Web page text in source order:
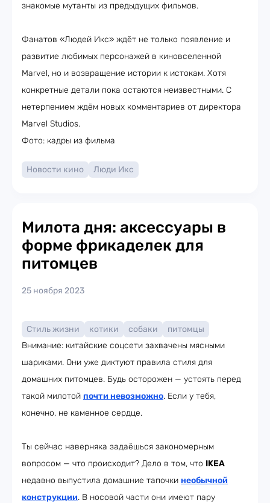
знакомые мутанты из предыдущих фильмов.
Фанатов «Людей Икс» ждёт не только появление и
развитие любимых персонажей в киновселенной
Marvel, но и возвращение истории к истокам. Хотя
конкретные детали пока остаются неизвестными. С
нетерпением ждём новых комментариев от директора
Marvel Studios.
Фото: кадры из фильма
Новости кино Люди Икс
Милота дня: аксессуары в
форме фрикаделек для
питомцев
25 ноября 2023
Стиль жизни котики собаки
питомцы
Внимание: китайские соцсети захвачены мясными
шариками. Они уже диктуют правила стиля для
домашних питомцев. Будь осторожен — устоять перед
такой милотой почти невозможно. Если у тебя,
конечно, не каменное сердце.
Ты сейчас наверняка задаёшься закономерным
вопросом — что происходит? Дело в том, что IKEA
недавно выпустила домашние тапочки необычной
конструкции. В носовой части они имеют пару